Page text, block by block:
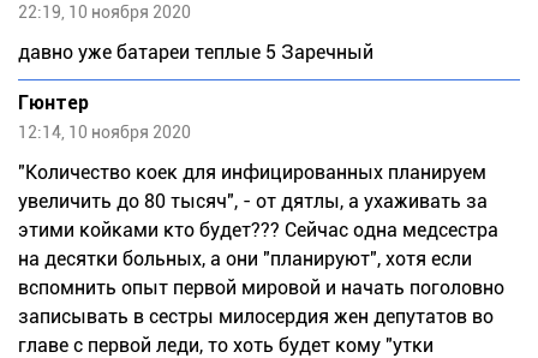
22:19, 10 ноября 2020
давно уже батареи теплые 5 Заречный
Гюнтер
12:14, 10 ноября 2020
"Количество коек для инфицированных планируем
увеличить до 80 тысяч", - от дятлы, а ухаживать за
этими койками кто будет??? Сейчас одна медсестра
на десятки больных, а они "планируют", хотя если
вспомнить опыт первой мировой и начать поголовно
записывать в сестры милосердия жен депутатов во
главе с первой леди, то хоть будет кому "утки